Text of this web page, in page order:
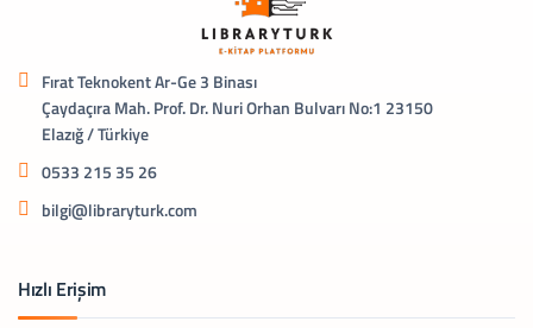
Fırat Teknokent Ar-Ge 3 Binası
Çaydaçıra Mah. Prof. Dr. Nuri Orhan Bulvarı No:1 23150
Elazığ / Türkiye
0533 215 35 26
bilgi@libraryturk.com
Hızlı Erişim